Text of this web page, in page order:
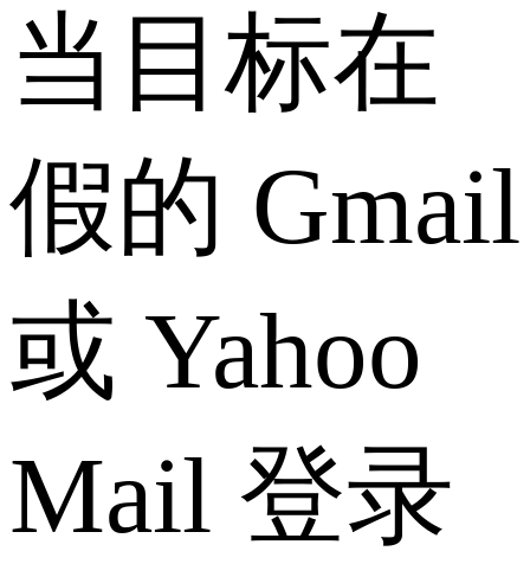
当目标在
假的 Gmail
或 Yahoo
Mail 登录